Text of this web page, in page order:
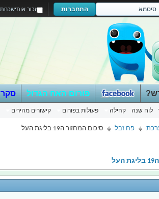
התחברות זכור אותישכחת
לוח שנה קהילה פעולות בפורום קישורים מהירים
פורום האח הגדול
פח זבל סיכום המחזור ה19 בליגת העל